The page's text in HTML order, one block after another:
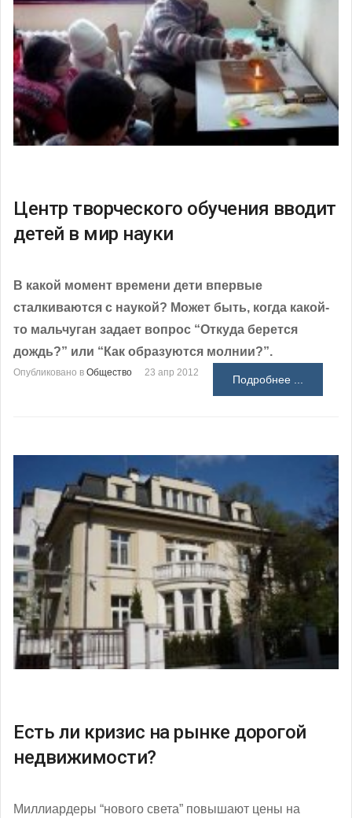
Центр творческого обучения вводит
детей в мир науки
В какой момент времени дети впервые
сталкиваются с наукой? Может быть, когда какой-
то мальчуган задает вопрос “Откуда берется
дождь?” или “Как образуются молнии?”.
Опубликовано в Общество 23 апр 2012
Подробнее ...
Есть ли кризис на рынке дорогой
недвижимости?
Миллиардеры “нового света” повышают цены на